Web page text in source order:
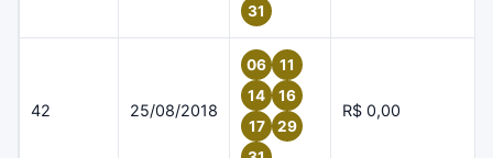
31
42 25/08/2018
06
11
14
16
17
29
R$ 0,00